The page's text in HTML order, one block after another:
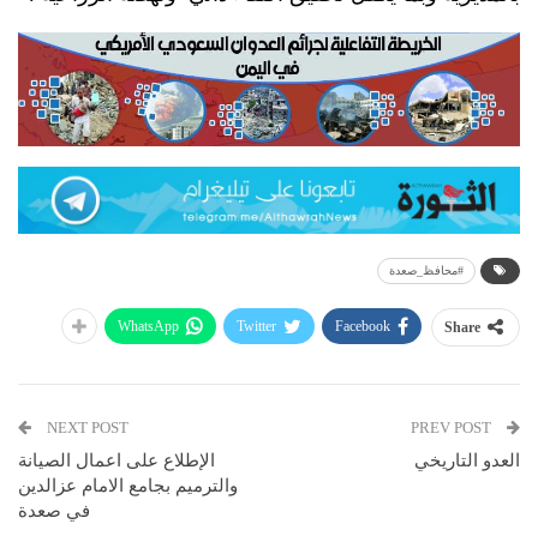
#محافظ_صعدة
Share
Facebook
Twitter
WhatsApp
العدو التاريخي
NEXT POST
الإطلاع على اعمال الصيانة
والترميم بجامع الامام عزالدين
في صعدة